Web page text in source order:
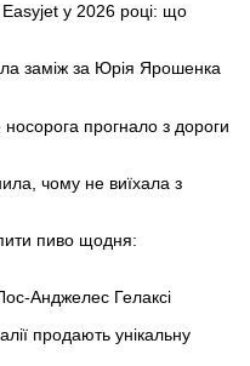
у 2026 році: що
заміж за Юрія Ярошенка
прогнало з дороги
чому не виїхала з
пиво щодня:
Анджелес Гелаксі
продають унікальну